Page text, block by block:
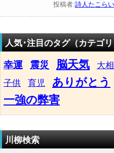
投稿者:詩人たこら
人気･注目のタグ（カテゴ
幸運 震災 脳天気 大
子供
育児 ありがとう
一強の弊害
川柳検索